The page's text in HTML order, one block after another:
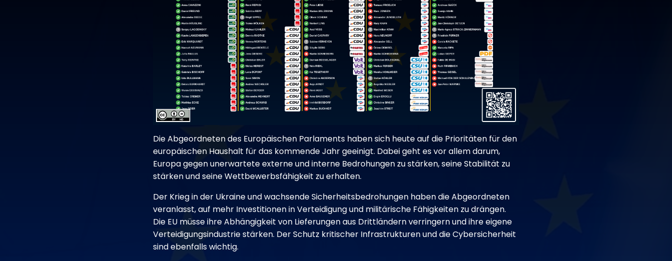
Die Abgeordneten des Europäischen Parlaments haben sich heute auf die Prioritäten für den
europäischen Haushalt für das kommende Jahr geeinigt. Dabei geht es vor allem darum,
Europa gegen unerwartete externe und interne Bedrohungen zu stärken, seine Stabilität zu
stärken und seine Wettbewerbsfähigkeit zu erhalten.
Der Krieg in der Ukraine und wachsende Sicherheitsbedrohungen haben die Abgeordneten
veranlasst, auf mehr Investitionen in Verteidigung und militärische Fähigkeiten zu drängen.
Die EU müsse ihre Abhängigkeit von Lieferungen aus Drittländern verringern und ihre eigene
Verteidigungsindustrie stärken. Der Schutz kritischer Infrastrukturen und die Cybersicherheit
sind ebenfalls wichtig.